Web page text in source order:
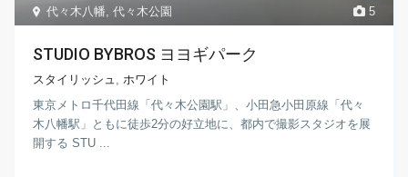
5
代々木八幡 ,代々木公園
STUDIO BYBROS ヨヨギパーク
スタイリッシュ
ホワイト
東京メトロ千代田線「代々木公園駅」、小田急小田原線「代々
木八幡駅」ともに徒歩2分の好立地に、都内で撮影スタジオを展
開する STU ...